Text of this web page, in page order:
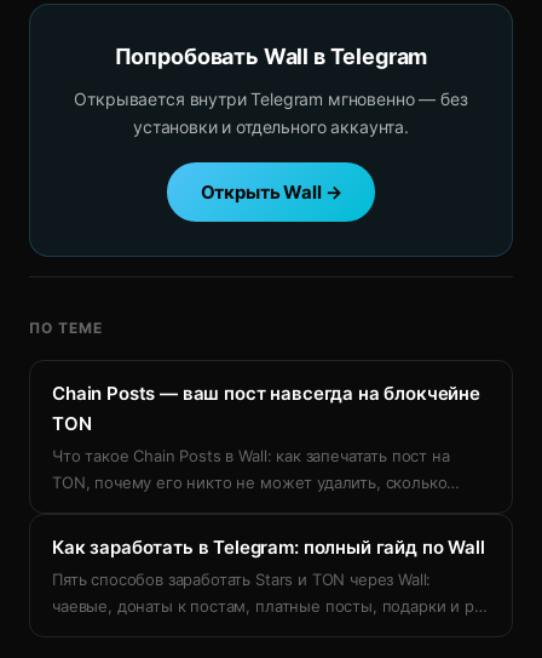
Попробовать Wall в Telegram
Открывается внутри Telegram мгновенно — без
установки и отдельного аккаунта.
Открыть Wall →
ПО ТЕМЕ
Chain Posts — ваш пост навсегда на блокчейне
TON
Что такое Chain Posts в Wall: как запечатать пост на
TON, почему его никто не может удалить, сколько…
Как заработать в Telegram: полный гайд по Wall
Пять способов заработать Stars и TON через Wall:
чаевые, донаты к постам, платные посты, подарки и р…